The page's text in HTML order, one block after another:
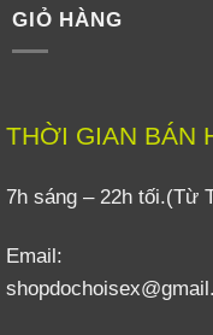
GIỎ HÀNG
THỜI GIAN BÁN
7h sáng – 22h tối.(Từ
Email: